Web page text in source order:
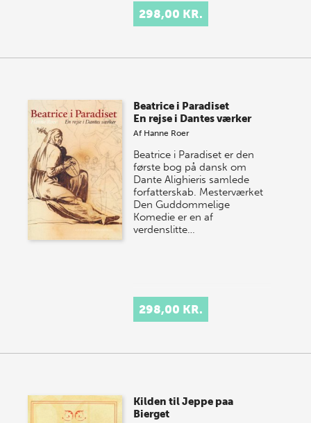
298,00 KR.
Beatrice i Paradiset
En rejse i Dantes værker
Af Hanne Roer
Beatrice i Paradiset er den
første bog på dansk om
Dante Alighieris samlede
forfatterskab. Mesterværket
Den Guddommelige
Komedie er en af
verdenslitte…
298,00 KR.
Kilden til Jeppe paa
Bierget